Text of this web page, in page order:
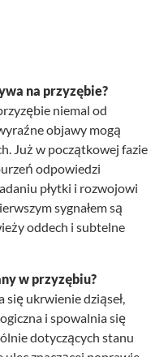
na przyzębie?
niemal od
objawy mogą
Już w początkowej fazie
odpowiedzi
płytki i rozwojowi
sygnałem są
oddech i subtelne
w przyzębiu?
się ukrwienie dziąseł,
i spowalnia się
dotyczących stanu